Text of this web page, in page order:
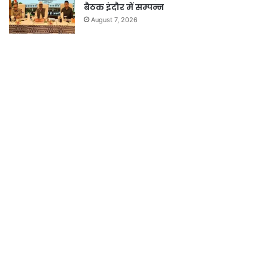
बैठक इंदौर में सम्पन्न
August 7, 2026